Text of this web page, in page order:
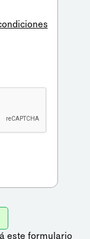
este formulario